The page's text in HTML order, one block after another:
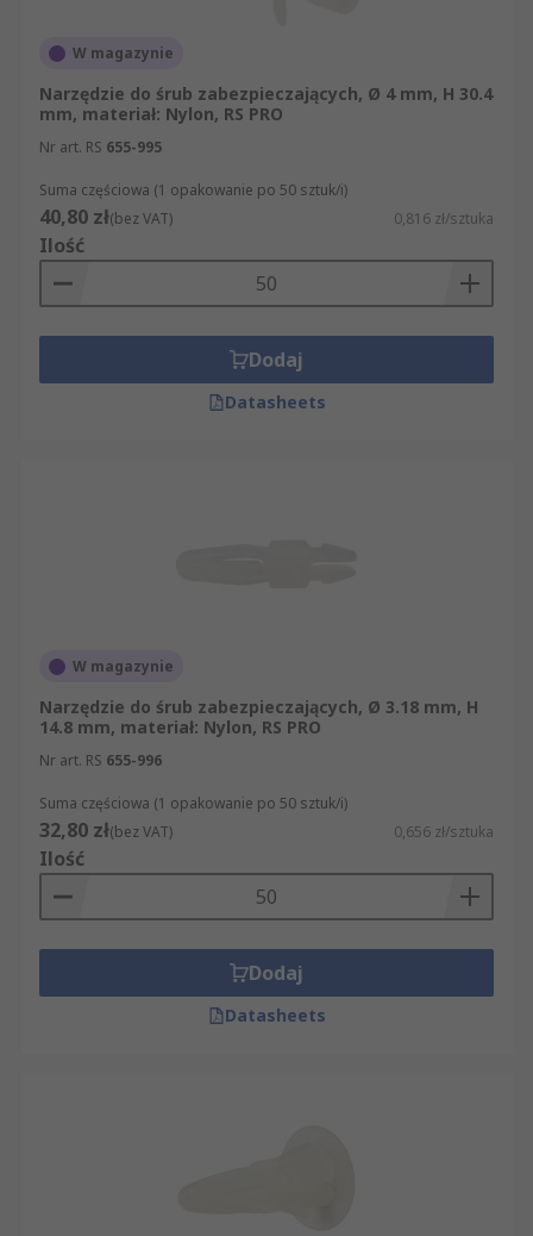
W magazynie
Narzędzie do śrub zabezpieczających, Ø 4 mm, H 30.4
mm, materiał: Nylon, RS PRO
Nr art. RS 655-995
Suma częściowa (1 opakowanie po 50 sztuk/i)
40,80 zł(bez VAT) 0,816 zł/sztuka
Ilość
Dodaj
Datasheets
W magazynie
Narzędzie do śrub zabezpieczających, Ø 3.18 mm, H
14.8 mm, materiał: Nylon, RS PRO
Nr art. RS 655-996
Suma częściowa (1 opakowanie po 50 sztuk/i)
32,80 zł(bez VAT) 0,656 zł/sztuka
Ilość
Dodaj
Datasheets